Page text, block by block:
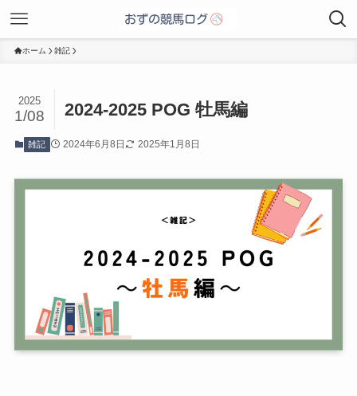
ホーム 雑記
2024-2025 POG 牡馬編
2025
1/08
雑記 2024年6月8日 2025年1月8日